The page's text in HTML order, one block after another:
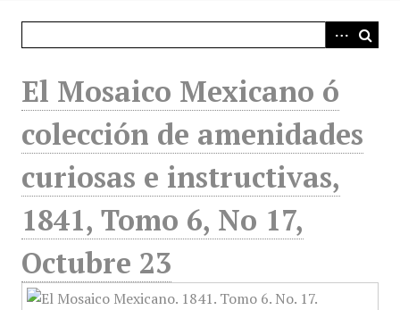
El Mosaico Mexicano ó
colección de amenidades
curiosas e instructivas,
1841, Tomo 6, No 17,
Octubre 23